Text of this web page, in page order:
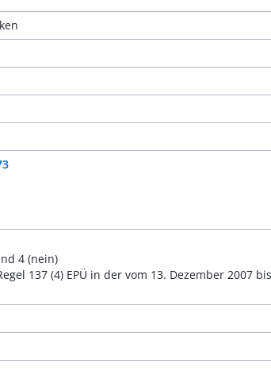
4 (nein)
137 (4) EPÜ in der vom 13. Dezember 2007